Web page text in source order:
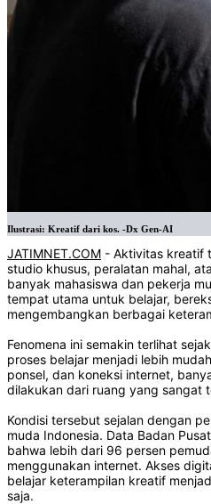
Ilustrasi: Kreatif dari kos. -Dx Gen-AI
JATIMNET.COM - Aktivitas kreatif
studio khusus, peralatan mahal,
banyak mahasiswa dan pekerja
tempat utama untuk belajar,
mengembangkan berbagai
Fenomena ini semakin terlihat
proses belajar menjadi lebih
ponsel, dan koneksi internet,
dilakukan dari ruang yang sangat
Kondisi tersebut sejalan dengan
muda Indonesia. Data Badan
bahwa lebih dari 96 persen
menggunakan internet. Akses
belajar keterampilan kreatif
saja.